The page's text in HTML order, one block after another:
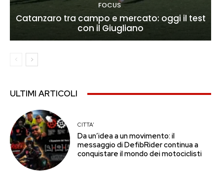
FOCUS
Catanzaro tra campo e mercato: oggi il test
con il Giugliano
ULTIMI ARTICOLI
CITTA'
Da un’idea a un movimento: il
messaggio di DefibRider continua a
conquistare il mondo dei motociclisti